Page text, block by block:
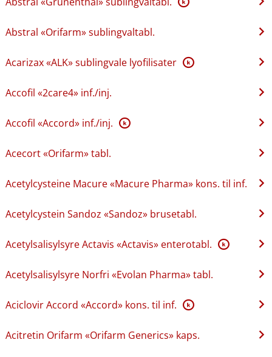
Abstral «Orifarm» sublingvaltabl.
Acarizax «ALK» sublingvale lyofilisater K
Accofil «2care4» inf.​/​inj.
Accofil «Accord» inf.​/​inj. K
Acecort «Orifarm» tabl.
Acetylcysteine Macure «Macure Pharma» kons. til inf.
Acetylcystein Sandoz «Sandoz» brusetabl.
Acetylsalisylsyre Actavis «Actavis» enterotabl. K
Acetylsalisylsyre Norfri «Evolan Pharma» tabl.
Aciclovir Accord «Accord» kons. til inf. K
Acitretin Orifarm «Orifarm Generics» kaps.